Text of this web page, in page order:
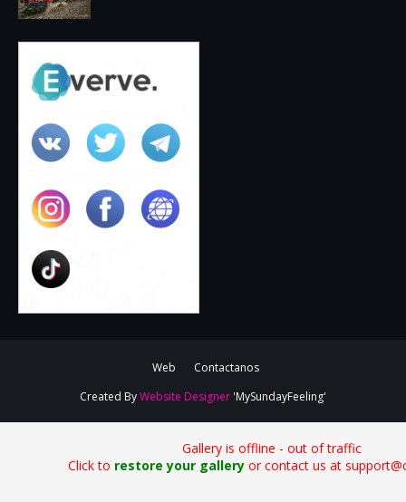
Web
Contactanos
Created ByWebsite Designer 'MySundayFeeling'
Gallery is offline - out of traffic
Click to restore your galleryor contact us at